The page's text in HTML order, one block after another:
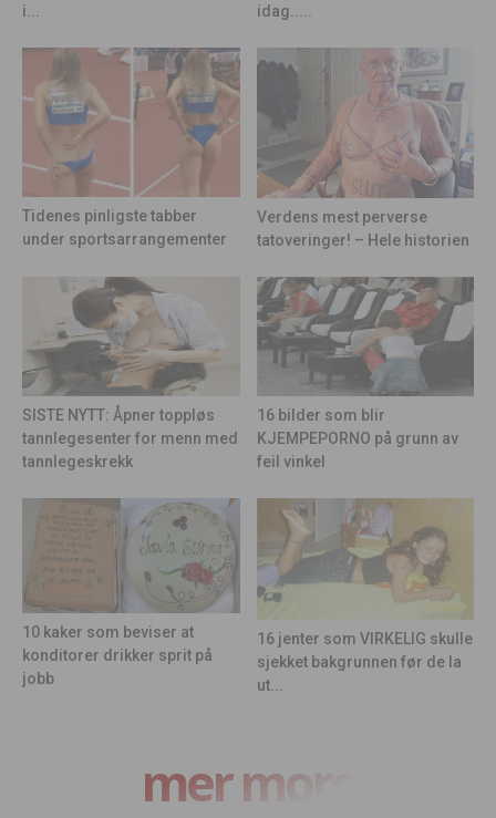
i...
idag.....
Tidenes pinligste tabber
under sportsarrangementer
Verdens mest perverse
tatoveringer! – Hele historien
SISTE NYTT: Åpner toppløs
tannlegesenter for menn med
tannlegeskrekk
16 bilder som blir
KJEMPEPORNO på grunn av
feil vinkel
10 kaker som beviser at
konditorer drikker sprit på
jobb
16 jenter som VIRKELIG skulle
sjekket bakgrunnen før de la
ut...
mer moro